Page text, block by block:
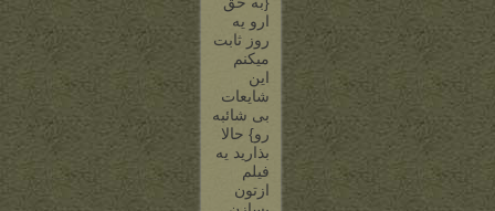
ارو یه
روز ثابت
میکنم
این
شایعات
بی شائبه
رو} حالا
بذارید یه
فیلم
ازتون